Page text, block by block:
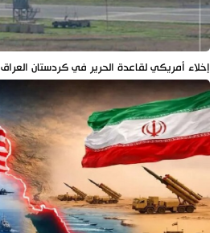
إخلاء أمريكي لقاعدة الحرير في كردستان العراق